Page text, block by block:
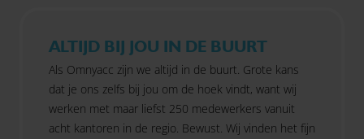
ALTIJD BIJ JOU IN DE BUURT
Als Omnyacc zijn we altijd in de buurt. Grote kans
dat je ons zelfs bij jou om de hoek vindt, want wij
werken met maar liefst 250 medewerkers vanuit
acht kantoren in de regio. Bewust. Wij vinden het fijn